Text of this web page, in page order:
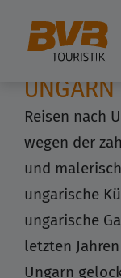
UNGARN
Reisen nach
wegen der
und
ungarische
ungarische
letzten
Ungarn